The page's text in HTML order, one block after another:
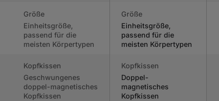
Größe
Einheitsgröße,
passend für die
meisten Körpertypen
Größe
Einheitsgröße,
passend für die
meisten Körpertypen
Kopfkissen
Geschwungenes
doppel-magnetisches
Kopfkissen
Kopfkissen
Doppel-
magnetisches
Kopfkissen